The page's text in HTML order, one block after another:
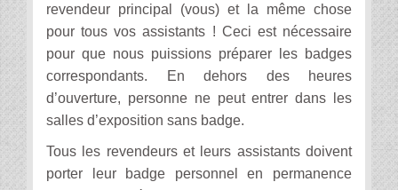
revendeur principal (vous) et la même chose
pour tous vos assistants ! Ceci est nécessaire
pour que nous puissions préparer les badges
correspondants. En dehors des heures
d’ouverture, personne ne peut entrer dans les
salles d’exposition sans badge.
Tous les revendeurs et leurs assistants doivent
porter leur badge personnel en permanence